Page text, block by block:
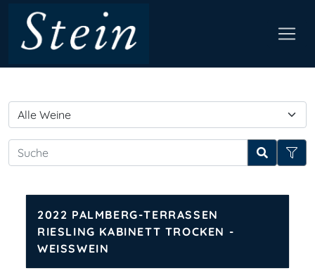
2022 PALMBERG-TERRASSEN
RIESLING KABINETT TROCKEN -
WEISSWEIN